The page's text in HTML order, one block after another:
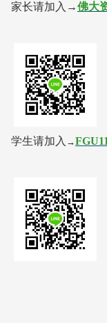
家长请加入→佛大
学生请加入 →